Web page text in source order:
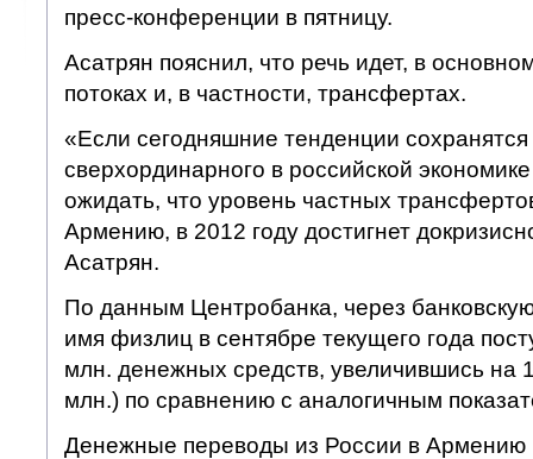
пресс-конференции в пятницу.
Асатрян пояснил, что речь идет, в
потоках и, в частности, трансфертах.
«Если сегодняшние тенденции сохранятся
сверхординарного в российской
ожидать, что уровень частных
Армению, в 2012 году достигнет
Асатрян.
По данным Центробанка, через
имя физлиц в сентябре текущего года
млн. денежных средств, увеличившись на
млн.) по сравнению с аналогичным
Денежные переводы из России в Армению